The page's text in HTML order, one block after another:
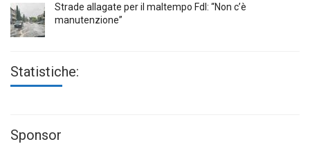
Strade allagate per il maltempo FdI: “Non c’è
manutenzione”
Statistiche:
Sponsor